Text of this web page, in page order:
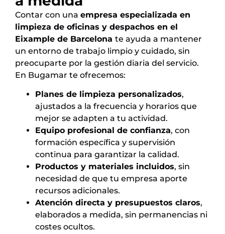
Contar con una empresa especializada en
limpieza de oficinas y despachos en el
Eixample de Barcelona te ayuda a mantener
un entorno de trabajo limpio y cuidado, sin
preocuparte por la gestión diaria del servicio.
En Bugamar te ofrecemos:
Planes de limpieza personalizados,
ajustados a la frecuencia y horarios que
mejor se adapten a tu actividad.
Equipo profesional de confianza, con
formación específica y supervisión
continua para garantizar la calidad.
Productos y materiales incluidos, sin
necesidad de que tu empresa aporte
recursos adicionales.
Atención directa y presupuestos claros,
elaborados a medida, sin permanencias ni
costes ocultos.